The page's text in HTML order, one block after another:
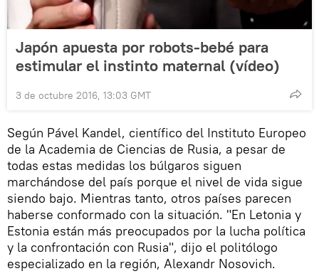
Japón apuesta por robots-bebé para
estimular el instinto maternal (vídeo)
3 de octubre 2016, 13:03 GMT
Según Pável Kandel, científico del Instituto Europeo
de la Academia de Ciencias de Rusia, a pesar de
todas estas medidas los búlgaros siguen
marchándose del país porque el nivel de vida sigue
siendo bajo. Mientras tanto, otros países parecen
haberse conformado con la situación. "En Letonia y
Estonia están más preocupados por la lucha política
y la confrontación con Rusia", dijo el politólogo
especializado en la región, Alexandr Nosovich.